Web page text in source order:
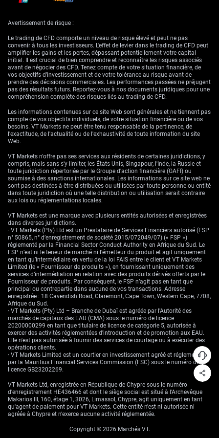
et évolutions
géopolitiques
Le biais hawkish de la Banque de réserve de Nouvelle-Zélande, qui vise
un taux directeur à 2,85%, constitue un facteur de soutien mais ne
devrait probablement que ralentir la baisse du NZD plutôt que l’inverser.
modération, ce qui suggère que la RBNZ est plus proche de la fin de son
cycle de resserrement que la Fed. Cette configuration renforce in fine le
scénario baissier sur la paire.
L’annonce du cessez-le-feu apporte un soutien temporaire au sentiment
par la politique monétaire. Nous considérons tout regain ultérieur du
NZD comme une opportunité de vente, la prime de risque géopolitique
ayant joué un rôle secondaire par rapport aux perspectives de taux
d’intérêt. Ce bref apaisement de la volatilité de marché pourrait même
offrir un point d’entrée plus intéressant, en termes de coût, pour nos
positions baissières.
lorsqu’un cycle de resserrement de la Fed tout aussi agressif avait
entraîné une baisse durable du NZD/USD. Les données récentes de la
Commodity Futures Trading Commission (CFTC) montrent que les
grands spéculateurs détiennent déjà d’importantes positions nettes
vendeuses sur le kiwi. Si cela signifie que le trade devient encombré, cela
confirme aussi que la voie de moindre résistance demeure orientée à la
baisse.
Avertissement de risque :
Le trading de CFD comporte un niveau de risque élevé et peut ne pas
convenir à tous les investisseurs. L'effet de levier dans le trading de CFD peut
amplifier les gains et les pertes, dépassant potentiellement votre capital
initial. Il est crucial de bien comprendre et reconnaître les risques associés
avant de négocier des CFD. Tenez compte de votre situation financière, de
vos objectifs d’investissement et de votre tolérance au risque avant de
prendre des décisions commerciales. Les performances passées ne préjugent
pas des résultats futurs. Reportez-vous à nos documents juridiques pour une
compréhension complète des risques liés au trading de CFD.
Les informations contenues sur ce site Web sont générales et ne tiennent pas
compte de vos objectifs individuels, de votre situation financière ou de vos
besoins. VT Markets ne peut être tenu responsable de la pertinence, de
l'exactitude, de l'actualité ou de l'exhaustivité de toute information du site
Web.
VT Markets n'offre pas ses services aux résidents de certaines juridictions, y
compris, mais sans s'y limiter, les États-Unis, Singapour, l'Inde, la Russie et
toute juridiction répertoriée par le Groupe d'action financière (GAFI) ou
soumise à des sanctions internationales. Les informations sur ce site web ne
sont pas destinées à être distribuées ou utilisées par toute personne ou entité
dans toute juridiction où une telle distribution ou utilisation serait contraire
aux lois ou réglementations locales.
VT Markets est une marque avec plusieurs entités autorisées et enregistrées
dans diverses juridictions.
· VT Markets (Pty) Ltd est un Prestataire de Services Financiers autorisé (FSP
n° 50865, n° d’enregistrement de société 2015/072049/07) (« FSP »)
réglementé par la Financial Sector Conduct Authority en Afrique du Sud. Le
FSP n’est ni le teneur de marché ni l’émetteur du produit et agit uniquement
en tant qu’intermédiaire en vertu de la loi FAIS entre le client et VT Markets
Limited (le « Fournisseur de produits »), en fournissant uniquement des
services d’intermédiation en relation avec des produits dérivés offerts par le
Fournisseur de produits. Par conséquent, le FSP n’agit pas en tant que
principal ou contrepartie dans aucune de vos transactions. Adresse
enregistrée : 18 Cavendish Road, Claremont, Cape Town, Western Cape, 7708,
Afrique du Sud.
· VT Markets (Pty) Ltd – Branche de Dubaï est agréée par l'Autorité des
marchés de capitaux des EAU (CMA) sous le numéro de licence
20200000299 en tant que titulaire de licence de catégorie 5, autorisée à
exercer des activités réglementées d'introduction et de promotion aux EAU.
Elle n'est pas autorisée à fournir des services de courtage ou à exécuter des
opérations clients.
· VT Markets Limited est un courtier en investissement agréé et réglementé
par la Mauritius Financial Services Commission (FSC) sous le numéro de
licence GB23202269.
VT Markets Ltd, enregistrée en République de Chypre sous le numéro
d'enregistrement HE436466 et dont le siège social est situé à l'Archevêque
Makarios III, 160, étage 1, 3026, Limassol, Chypre, agit uniquement en tant
qu'agent de paiement pour VT Markets. Cette entité n'est ni autorisée ni
agréée à Chypre et n'exerce aucune activité réglementée.
Copyright © 2026 Marchés VT.